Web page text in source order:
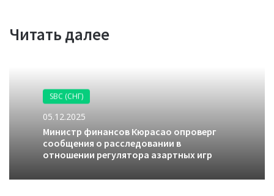
Читать далее
SBC (СНГ)
05.12.2025
Министр финансов Кюрасао опроверг
сообщения о расследовании в
отношении регулятора азартных игр